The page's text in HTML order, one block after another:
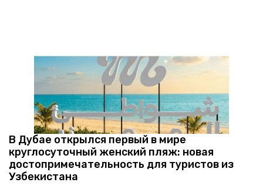
В Дубае открылся первый в мире
круглосуточный женский пляж: новая
достопримечательность для туристов из
Узбекистана